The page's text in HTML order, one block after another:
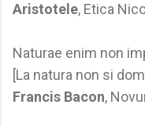
Aristotele, Etica
Naturae enim non
[La natura non si
Francis Bacon,